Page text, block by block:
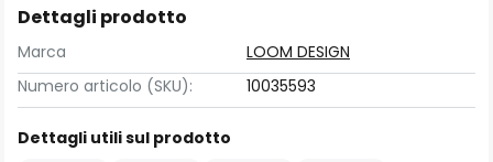
Dettagli prodotto
Marca
LOOM DESIGN
Numero articolo (SKU):
10035593
Dettagli utili sul prodotto